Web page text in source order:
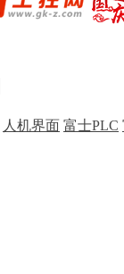
人机界面 富士PLC